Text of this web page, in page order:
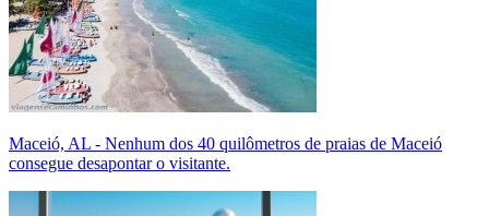
Maceió, AL - Nenhum dos 40 quilômetros de praias de Maceió
consegue desapontar o visitante.